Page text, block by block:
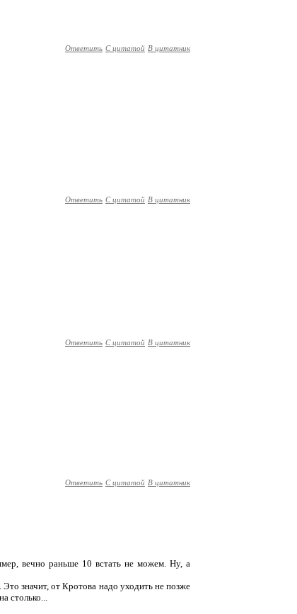
Ответить С цитатой В цитатник
Ответить С цитатой В цитатник
Ответить С цитатой В цитатник
Ответить С цитатой В цитатник
вечно раньше 10 встать не можем. Ну, а
значит, от Кротова надо уходить не позже
столько...